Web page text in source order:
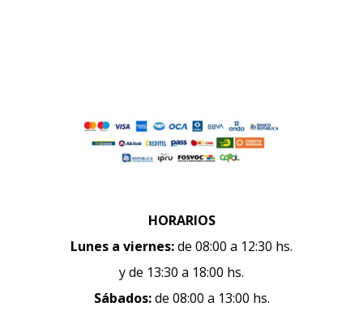
HORARIOS
Lunes a viernes:de 08:00 a 12:30 hs.
y de 13:30 a 18:00 hs.
Sábados:de 08:00 a 13:00 hs.